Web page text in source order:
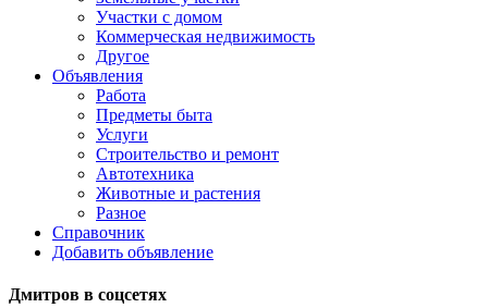
Участки с домом
Коммерческая недвижимость
Другое
Объявления
Работа
Предметы быта
Услуги
Строительство и ремонт
Автотехника
Животные и растения
Разное
Справочник
Добавить объявление
Дмитров в соцсетях